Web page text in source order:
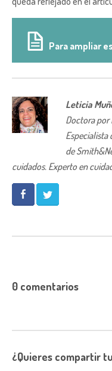
Para ampliar
Leticia
Doctora por
Especialista
de
cuidados. Experto en
0 comentarios
¿Quieres compartir